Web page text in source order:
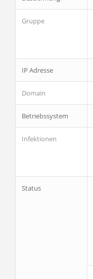
Gruppe
IP Adresse
Domain
Betriebssystem
Infektionen
Status